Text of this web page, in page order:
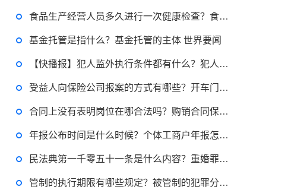
食品生产经营人员多久进行一次健康检查？食品生产经营人员的要求有哪些？
基金托管是指什么？基金托管的主体 世界要闻
【快播报】犯人监外执行条件都有什么？犯人监外执行可以到外地吗？
受益人向保险公司报案的方式有哪些？开车门被撞保险公司是否赔？
合同上没有表明岗位在哪合法吗？购销合同保管年限多久？-当前速读
年报公布时间是什么时候？个体工商户年报怎么报？
民法典第一千零五十一条是什么内容？重婚罪的处罚流程是什么？_天天视讯
管制的执行期限有哪些规定？被管制的犯罪分子应该遵守哪些规定？
2022-08-30 09:48:22
律师回答区
2022-11-14 09:48:30